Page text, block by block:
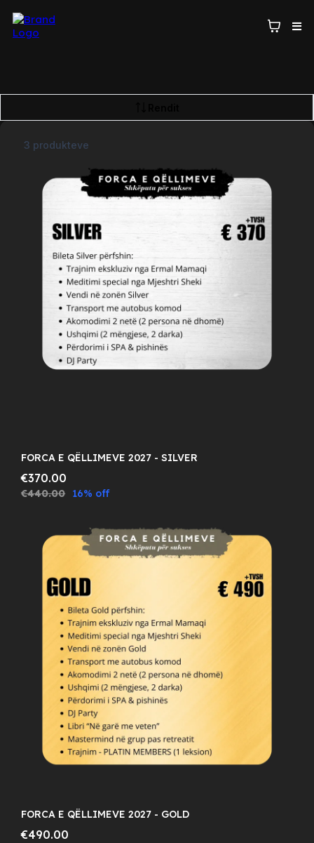
3 produkteve
FORCA E QËLLIMEVE 2027 - SILVER
€370.00
€440.00 16% off
FORCA E QËLLIMEVE 2027 - GOLD
€490.00